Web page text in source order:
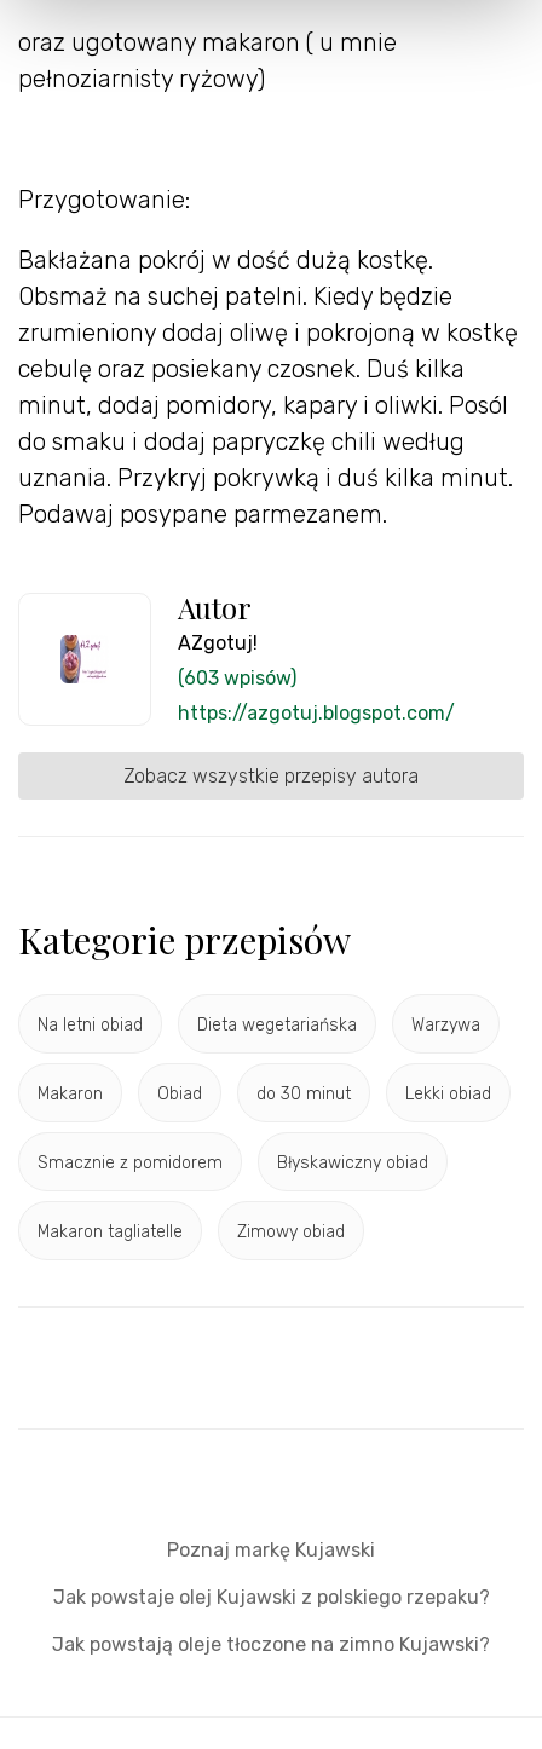
oraz ugotowany makaron ( u mnie
pełnoziarnisty ryżowy)
Przygotowanie:
Bakłażana pokrój w dość dużą kostkę.
Obsmaż na suchej patelni. Kiedy będzie
zrumieniony dodaj oliwę i pokrojoną w kostkę
cebulę oraz posiekany czosnek. Duś kilka
minut, dodaj pomidory, kapary i oliwki. Posól
do smaku i dodaj papryczkę chili według
uznania. Przykryj pokrywką i duś kilka minut.
Podawaj posypane parmezanem.
Autor
AZgotuj!
(603 wpisów)
https://azgotuj.blogspot.com/
Zobacz wszystkie przepisy autora
Kategorie przepisów
Na letni obiad Dieta wegetariańska Warzywa
Makaron Obiad do 30 minut Lekki obiad
Smacznie z pomidorem Błyskawiczny obiad
Makaron tagliatelle Zimowy obiad
Poznaj markę Kujawski
Jak powstaje olej Kujawski z polskiego rzepaku?
Jak powstają oleje tłoczone na zimno Kujawski?